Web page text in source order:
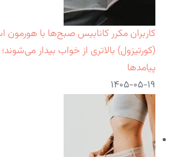
کاربران مکرر کانابیس صبح‌ها با
(کورتیزول) بالاتری از خواب بیدار
پیامدها
۱۴۰۵-۰۵-۱۹